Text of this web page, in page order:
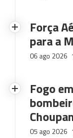
Força
para a
06 ago 2026
Fogo
05 ago 2026